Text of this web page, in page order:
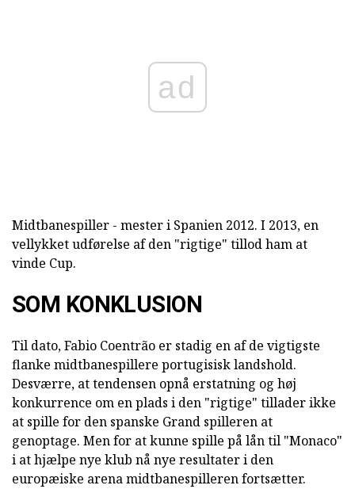
ad
Midtbanespiller - mester i Spanien 2012. I 2013, en
vellykket udførelse af den "rigtige" tillod ham at
vinde Cup.
SOM KONKLUSION
Til dato, Fabio Coentrão er stadig en af de vigtigste
flanke midtbanespillere portugisisk landshold.
Desværre, at tendensen opnå erstatning og høj
konkurrence om en plads i den "rigtige" tillader ikke
at spille for den spanske Grand spilleren at
genoptage. Men for at kunne spille på lån til "Monaco"
i at hjælpe nye klub nå nye resultater i den
europæiske arena midtbanespilleren fortsætter.